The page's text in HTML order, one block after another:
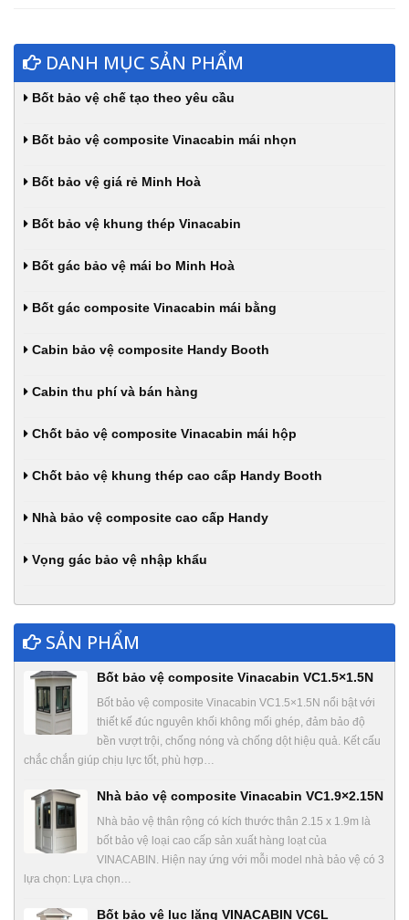
DANH MỤC SẢN PHẨM
Bốt bảo vệ chế tạo theo yêu cầu
Bốt bảo vệ composite Vinacabin mái nhọn
Bốt bảo vệ giá rẻ Minh Hoà
Bốt bảo vệ khung thép Vinacabin
Bốt gác bảo vệ mái bo Minh Hoà
Bốt gác composite Vinacabin mái bằng
Cabin bảo vệ composite Handy Booth
Cabin thu phí và bán hàng
Chốt bảo vệ composite Vinacabin mái hộp
Chốt bảo vệ khung thép cao cấp Handy Booth
Nhà bảo vệ composite cao cấp Handy
Vọng gác bảo vệ nhập khẩu
SẢN PHẨM
Bốt bảo vệ composite Vinacabin VC1.5×1.5N
Bốt bảo vệ composite Vinacabin VC1.5×1.5N nổi bật với
thiết kế đúc nguyên khối không mối ghép, đảm bảo độ
bền vượt trội, chống nóng và chống dột hiệu quả. Kết cấu
chắc chắn giúp chịu lực tốt, phù hợp…
Nhà bảo vệ composite Vinacabin VC1.9×2.15N
Nhà bảo vệ thân rộng có kích thước thân 2.15 x 1.9m là
bốt bảo vệ loại cao cấp sản xuất hàng loạt của
VINACABIN. Hiện nay ứng với mỗi model nhà bảo vệ có 3
lựa chọn: Lựa chọn…
Bốt bảo vệ lục lăng VINACABIN VC6L